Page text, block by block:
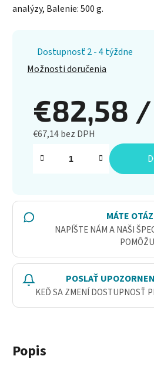
analýzy, Balenie: 500 g.
Dostupnosť 2 - 4 týždne
Možnosti doručenia
€82,58 /
€67,14 bez DPH
Jednotková cena:
MÁTE
NAPÍŠTE NÁM A NAŠI
POSLAŤ
KEĎ SA ZMENÍ DOSTUPNOSŤ
Popis